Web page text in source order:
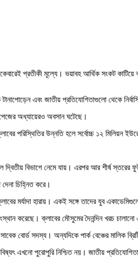
প্রতীকী মূল্যে। ভয়াবহ আর্থিক সংকট কাটিয়ে
এবং জাতীয় প্রতিযোগিতাগুলো থেকে
অধ্যায়েরও অবসান ঘটেছে।
পরিস্থিতির উন্নতি হলে সর্বোচ্চ ১২ মিলিয়ন
বিভাগে নেমে যায়। এরপর আর শীর্ষ স্তরের
চিহ্নিত করে।
মর্যাদা হারায়। একই সঙ্গে তাদের যুব
করেছে। ক্লাবের মৌসুমের দৈনন্দিন খরচ চালানো
সাবেক বোর্ড সদস্য। অন্যদিকে পার্ক বেঞ্চের
এখনো পুরোপুরি নিশ্চিত নয়। জাতীয়